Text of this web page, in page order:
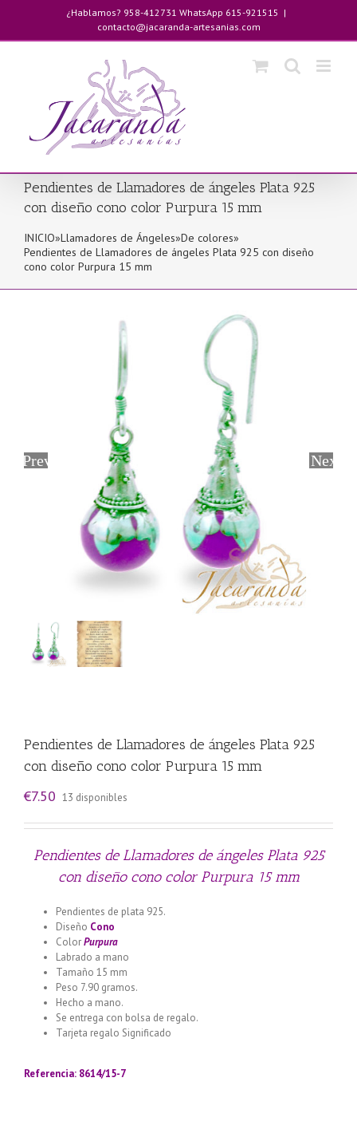
contenido
¿Hablamos? 958-412731 WhatsApp 615-921515 |
contacto@jacaranda-artesanias.com
Pendientes de Llamadores de ángeles Plata 925
con diseño cono color Purpura 15 mm
INICIO»Llamadores de Ángeles»De colores»
Pendientes de Llamadores de ángeles Plata 925 con diseño
cono color Purpura 15 mm
Previous Next
Pendientes de Llamadores de ángeles Plata 925
con diseño cono color Purpura 15 mm
€7.50 13 disponibles
Pendientes de Llamadores de ángeles Plata 925
con diseño cono color Purpura 15 mm
Pendientes de plata 925.
Diseño Cono
ColorPurpura
Labrado a mano
Tamaño 15 mm
Peso 7.90 gramos.
Hecho a mano.
Se entrega con bolsa de regalo.
Tarjeta regalo Significado
Referencia: 8614/15-7